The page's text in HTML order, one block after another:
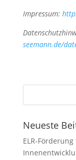
Impressum:
seemann.de/
Neueste
ELR-